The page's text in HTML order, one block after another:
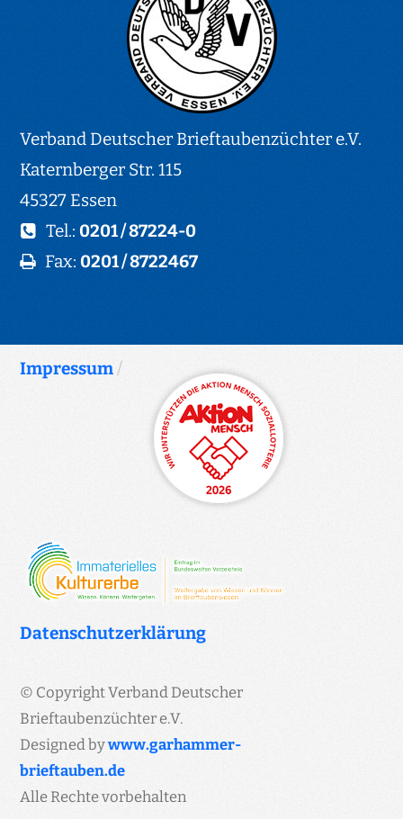
Verband Deutscher Brieftaubenzüchter e.V.
Katernberger Str. 115
45327 Essen
Tel.:0201 / 87224-0
Fax:0201 / 8722467
Impressum /
Datenschutzerklärung
© Copyright Verband Deutscher
Brieftaubenzüchter e.V.
Designed bywww.garhammer-
brieftauben.de
Alle Rechte vorbehalten